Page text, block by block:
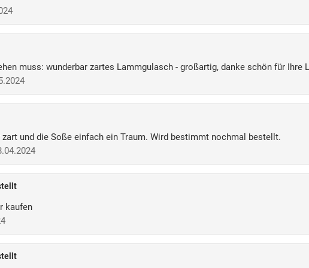
muss: wunderbar zartes Lammgulasch - großartig, danke schön für Ihre
und die Soße einfach ein Traum. Wird bestimmt nochmal bestellt.
kaufen